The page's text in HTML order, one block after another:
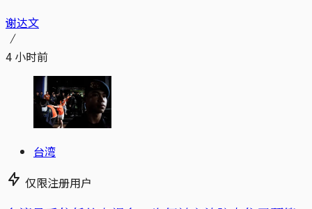
谢达文
4 小时前
台湾
仅限注册用户